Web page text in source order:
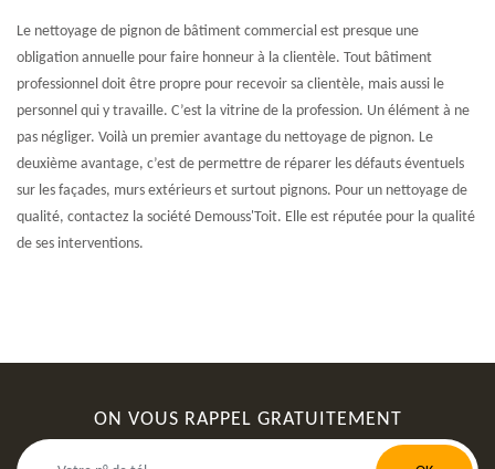
Le nettoyage de pignon de bâtiment commercial est presque une
obligation annuelle pour faire honneur à la clientèle. Tout bâtiment
professionnel doit être propre pour recevoir sa clientèle, mais aussi le
personnel qui y travaille. C’est la vitrine de la profession. Un élément à ne
pas négliger. Voilà un premier avantage du nettoyage de pignon. Le
deuxième avantage, c’est de permettre de réparer les défauts éventuels
sur les façades, murs extérieurs et surtout pignons. Pour un nettoyage de
qualité, contactez la société Demouss'Toit. Elle est réputée pour la qualité
de ses interventions.
ON VOUS RAPPEL GRATUITEMENT